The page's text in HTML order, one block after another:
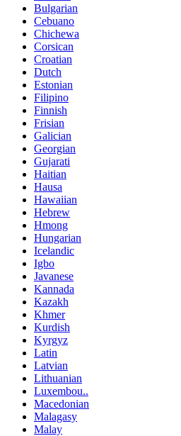
Bulgarian
Cebuano
Chichewa
Corsican
Croatian
Dutch
Estonian
Filipino
Finnish
Frisian
Galician
Georgian
Gujarati
Haitian
Hausa
Hawaiian
Hebrew
Hmong
Hungarian
Icelandic
Igbo
Javanese
Kannada
Kazakh
Khmer
Kurdish
Kyrgyz
Latin
Latvian
Lithuanian
Luxembou..
Macedonian
Malagasy
Malay